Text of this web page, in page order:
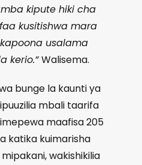
kipute hiki cha
kusitishwa mara
usalama
kerio.”Walisema.
bunge la kaunti ya
mbali taarifa
maafisa 205
katika kuimarisha
wakishikilia